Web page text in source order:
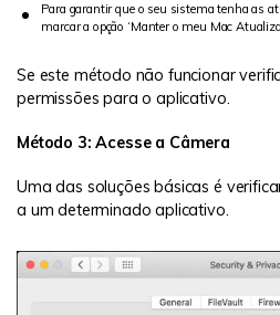
Para garantir que o seu sistema tenha as
marcar a opção ‘Manter o meu Mac
Se este método não funcionar
permissões para o aplicativo.
Método 3: Acesse a Câmera
Uma das soluções básicas é
a um determinado aplicativo.